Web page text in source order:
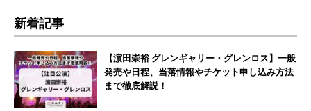
新着記事
【濵田崇裕 グレンギャリー・グレンロス】一般
発売や日程、当落情報やチケット申し込み方法
まで徹底解説！